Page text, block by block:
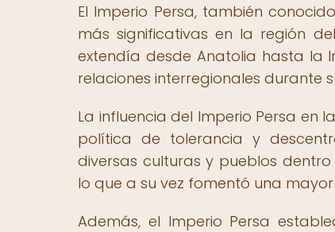
El Imperio Persa, también
más significativas en la región
extendía desde Anatolia hasta la
relaciones interregionales durante
La influencia del Imperio Persa en
política de tolerancia y
diversas culturas y pueblos
lo que a su vez fomentó una
Además, el Imperio Persa